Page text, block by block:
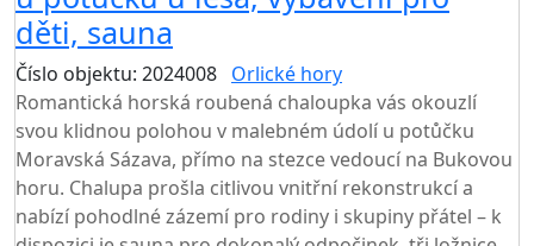
děti, sauna
Číslo objektu: 2024008 Orlické hory
Romantická horská roubená chaloupka vás okouzlí
svou klidnou polohou v malebném údolí u potůčku
Moravská Sázava, přímo na stezce vedoucí na Bukovou
horu. Chalupa prošla citlivou vnitřní rekonstrukcí a
nabízí pohodlné zázemí pro rodiny i skupiny přátel – k